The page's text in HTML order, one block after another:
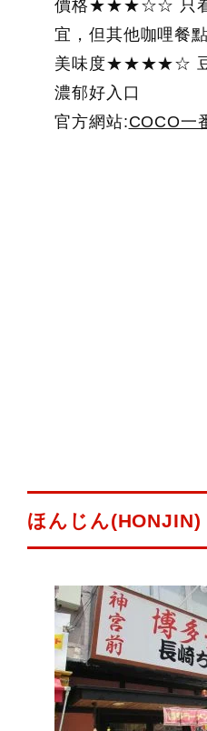
價格★★★☆☆ 只看
宜，但其他咖哩餐
美味度★★★★☆ 豆
濃郁好入口
官方網站:COCO一
ほんじん(HONJIN)